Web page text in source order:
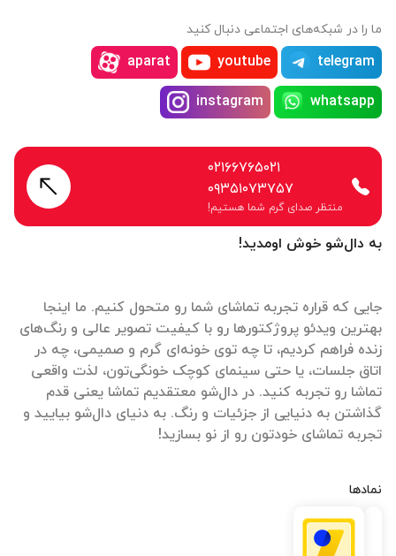
به دال‌شو خوش اومدید!
جایی که قراره تجربه تماشای شما رو متحول کنیم. ما اینجا
بهترین ویدئو پروژکتورها رو با کیفیت تصویر عالی و رنگ‌های
زنده فراهم کردیم، تا چه توی خونه‌ای گرم و صمیمی، چه در
اتاق جلسات، یا حتی سینمای کوچک خونگی‌تون، لذت واقعی
تماشا رو تجربه کنید. در دال‌شو معتقدیم تماشا یعنی قدم
گذاشتن به دنیایی از جزئیات و رنگ. به دنیای دال‌شو بیایید و
تجربه تماشای خودتون رو از نو بسازید!
نمادها
ما را در شبکه‌های اجتماعی دنبال کنید
telegram
youtube
aparat
whatsapp
instagram
۰۲۱۶۶۷۶۵۰۲۱
۰۹۳۵۱۰۷۳۷۵۷
منتظر صدای گرم شما هستیم!